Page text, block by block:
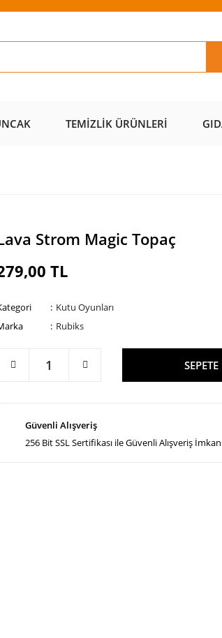
TEMIZLIK ÜRÜNLERI
Strom Magic Topaç
TL
Kutu Oyunları
Rubiks
Güvenli Alışveriş
256 Bit SSL Sertifikası ile Güvenli Alışveriş